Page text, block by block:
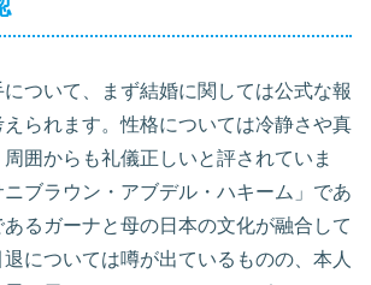
ついて、まず結婚に関しては公式な報
られます。性格については冷静さや真
囲からも礼儀正しいと評されていま
ブラウン・アブデル・ハキーム」であ
るガーナと母の日本の文化が融合して
については噂が出ているものの、本人